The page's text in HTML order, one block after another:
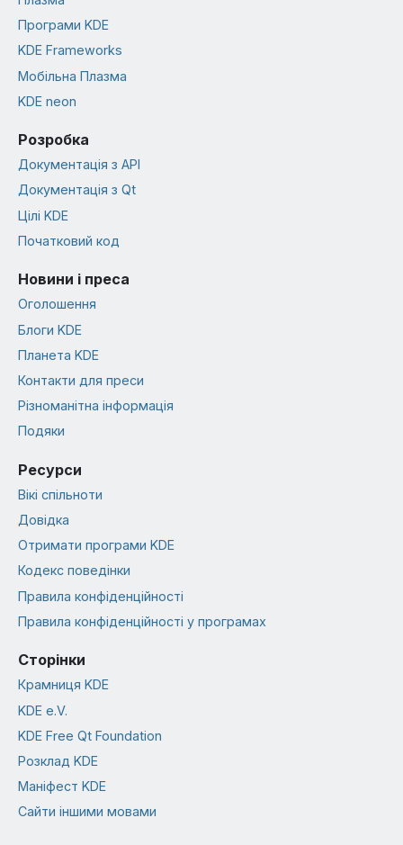
Програми KDE
KDE Frameworks
Мобільна Плазма
KDE neon
Розробка
Документація з API
Документація з Qt
Цілі KDE
Початковий код
Новини і преса
Оголошення
Блоги KDE
Планета KDE
Контакти для преси
Різноманітна інформація
Подяки
Ресурси
Вікі спільноти
Довідка
Отримати програми KDE
Кодекс поведінки
Правила конфіденційності
Правила конфіденційності у програмах
Сторінки
Крамниця KDE
KDE e.V.
KDE Free Qt Foundation
Розклад KDE
Маніфест KDE
Сайти іншими мовами